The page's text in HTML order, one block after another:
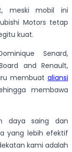
meski mobil ini
Motors tetap
kuat.
Senard,
and Renault,
membuat aliansi
membawa
daya saing dan
yang lebih efektif
kami adalah